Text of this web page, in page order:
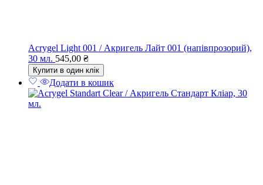
Acrygel Light 001 / Акригель Лайт 001 (напівпрозорий),
30 мл. 545,00 ₴
Купити в один клік
Додати в кошик